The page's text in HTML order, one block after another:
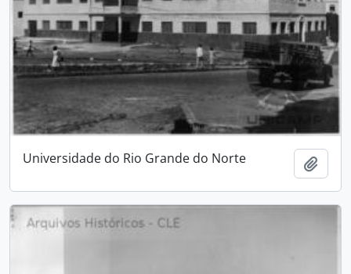
Universidade do Rio Grande do Norte